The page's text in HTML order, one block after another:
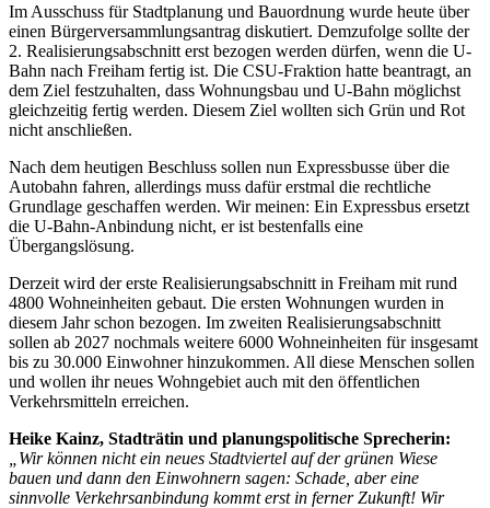
Im Ausschuss für Stadtplanung und Bauordnung wurde heute über
einen Bürgerversammlungsantrag diskutiert. Demzufolge sollte der
2. Realisierungsabschnitt erst bezogen werden dürfen, wenn die U-
Bahn nach Freiham fertig ist. Die CSU-Fraktion hatte beantragt, an
dem Ziel festzuhalten, dass Wohnungsbau und U-Bahn möglichst
gleichzeitig fertig werden. Diesem Ziel wollten sich Grün und Rot
nicht anschließen.
Nach dem heutigen Beschluss sollen nun Expressbusse über die
Autobahn fahren, allerdings muss dafür erstmal die rechtliche
Grundlage geschaffen werden. Wir meinen: Ein Expressbus ersetzt
die U-Bahn-Anbindung nicht, er ist bestenfalls eine
Übergangslösung.
Derzeit wird der erste Realisierungsabschnitt in Freiham mit rund
4800 Wohneinheiten gebaut. Die ersten Wohnungen wurden in
diesem Jahr schon bezogen. Im zweiten Realisierungsabschnitt
sollen ab 2027 nochmals weitere 6000 Wohneinheiten für insgesamt
bis zu 30.000 Einwohner hinzukommen. All diese Menschen sollen
und wollen ihr neues Wohngebiet auch mit den öffentlichen
Verkehrsmitteln erreichen.
Heike Kainz, Stadträtin und planungspolitische Sprecherin:
„Wir können nicht ein neues Stadtviertel auf der grünen Wiese
bauen und dann den Einwohnern sagen: Schade, aber eine
sinnvolle Verkehrsanbindung kommt erst in ferner Zukunft! Wir